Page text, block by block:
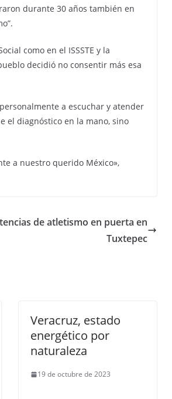
durante 30 años también en
como en el ISSSTE y la
decidió no consentir más esa
a escuchar y atender
el diagnóstico en la mano, sino
a nuestro querido México»,
de atletismo en puerta en
Tuxtepec
Veracruz, estado
energético por
naturaleza
19 de octubre de 2023